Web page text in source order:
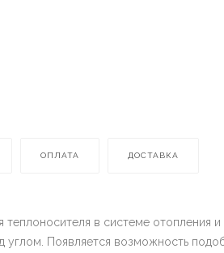
ОПЛАТА ДОСТАВКА
в системе отопления и
Появляется возможность